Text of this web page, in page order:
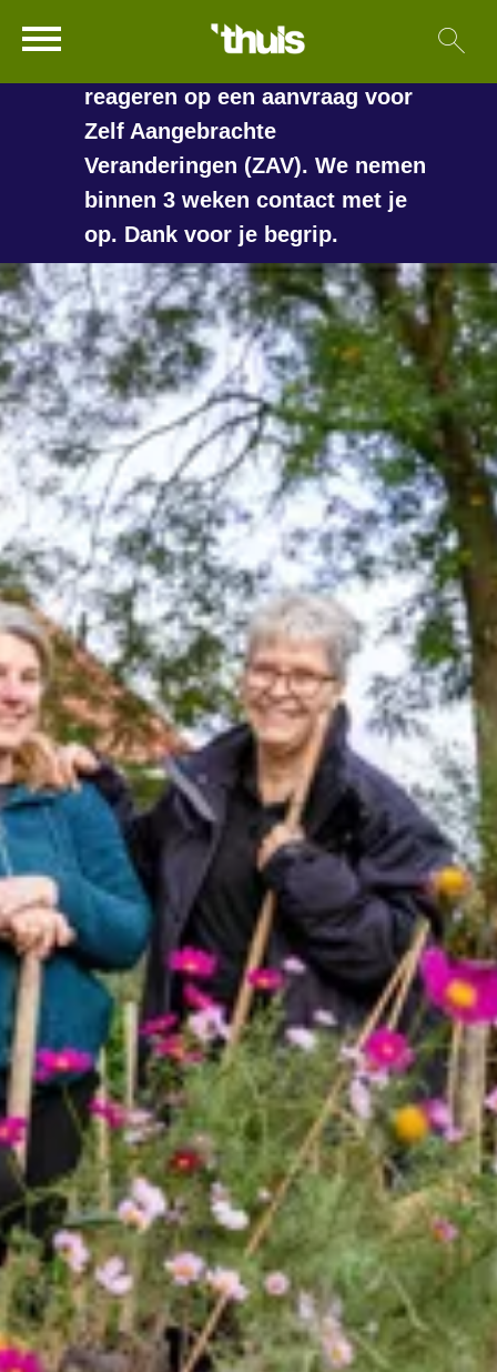
Naar hoofdinhoud
Naar hoofdnavigatiemenu
Naar zoeken
Naar de homepage
Ga naar Hoofd
langer duren voordat we
reageren op een aanvraag voor
Zelf Aangebrachte
Veranderingen (ZAV). We nemen
binnen 3 weken contact met je
op. Dank voor je begrip.